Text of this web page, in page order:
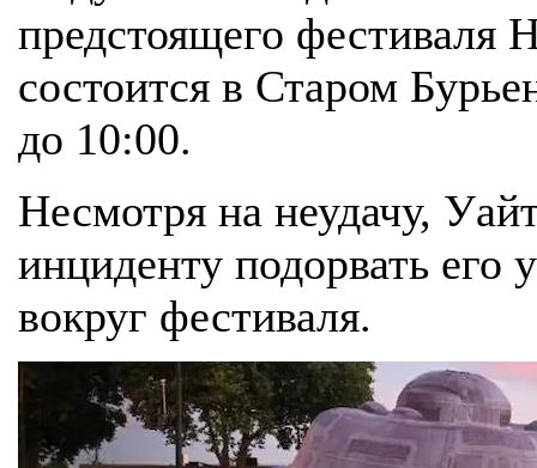
предстоящего
состоится в Старом
до 10:00.
Несмотря на неудачу,
инциденту подорвать
вокруг фестиваля.